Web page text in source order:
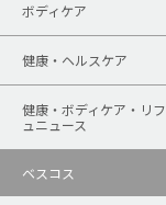
ボディケア
健康・ヘルスケア
健康・ボディケア・リ
ュニュース
ベスコス